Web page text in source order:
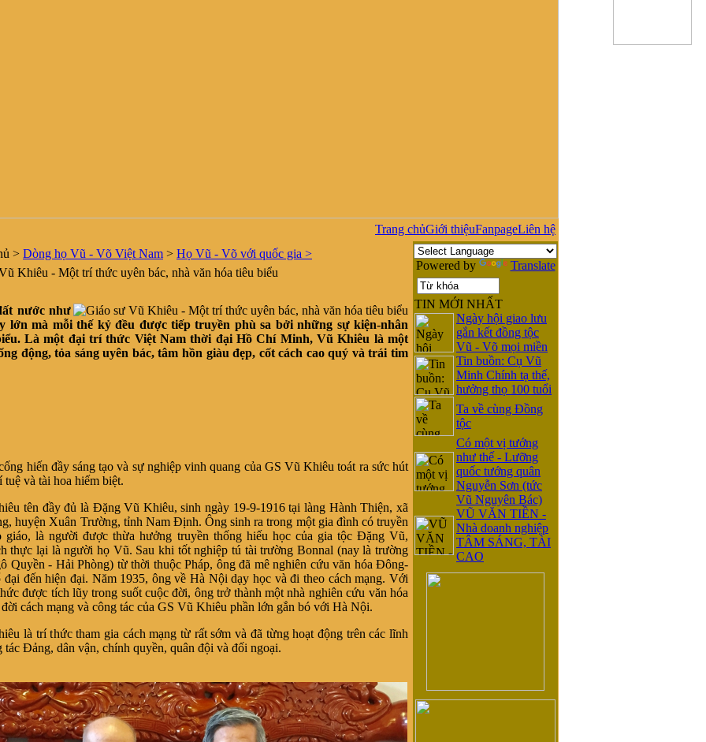
Trang chủGiới thiệuFanpageLiên hệ
> Dòng họ Vũ - Võ Việt Nam > Họ Vũ - Võ với quốc gia >
Khiêu - Một trí thức uyên bác, nhà văn hóa tiêu biểu
nước như
lớn mà mỗi thế kỷ đều được tiếp truyền phù sa bởi những sự kiện-nhân
Là một đại trí thức Việt Nam thời đại Hồ Chí Minh, Vũ Khiêu là một
động, tỏa sáng uyên bác, tâm hồn giàu đẹp, cốt cách cao quý và trái tim
hiến đầy sáng tạo và sự nghiệp vinh quang của GS Vũ Khiêu toát ra sức hút
tuệ và tài hoa hiếm biệt.
tên đầy đủ là Đặng Vũ Khiêu, sinh ngày 19-9-1916 tại làng Hành Thiện, xã
huyện Xuân Trường, tỉnh Nam Định. Ông sinh ra trong một gia đình có truyền
giáo, là người được thừa hưởng truyền thống hiếu học của gia tộc Đặng Vũ,
thực lại là người họ Vũ. Sau khi tốt nghiệp tú tài trường Bonnal (nay là trường
Quyền - Hải Phòng) từ thời thuộc Pháp, ông đã mê nghiên cứu văn hóa Đông-
đại đến hiện đại. Năm 1935, ông về Hà Nội dạy học và đi theo cách mạng. Với
được tích lũy trong suốt cuộc đời, ông trở thành một nhà nghiên cứu văn hóa
cách mạng và công tác của GS Vũ Khiêu phần lớn gắn bó với Hà Nội.
là trí thức tham gia cách mạng từ rất sớm và đã từng hoạt động trên các lĩnh
tác Đảng, dân vận, chính quyền, quân đội và đối ngoại.
Powered by Translate
TIN MỚI NHẤT
Ngày hội giao lưu
gắn kết đồng tộc
Vũ - Võ mọi miền
Tin buồn: Cụ Vũ
Minh Chính tạ thế,
hưởng thọ 100 tuổi
Ta về cùng Đồng
tộc
Có một vị tướng
như thế - Lưỡng
quốc tướng quân
Nguyễn Sơn (tức
Vũ Nguyên Bác)
VŨ VĂN TIỀN -
Nhà doanh nghiệp
TÂM SÁNG, TÀI
CAO